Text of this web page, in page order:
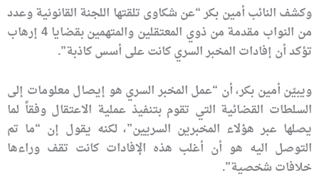
وكشف النائب أمين بكر “عن شكاوى تلقتها اللجنة القانونية وعدد
من النواب مقدمة من ذوي المعتقلين والمتهمين بقضايا 4 إرهاب
تؤكد أن إفادات المخبر السري كانت على أسس كاذبة”.
ويبيّن أمين بكر، أن “عمل المخبر السري هو إيصال معلومات إلى
السلطات القضائية التي تقوم بتنفيذ عملية الاعتقال وفقاً لما
يصلها عبر هؤلاء المخبرين السريين”، لكنه يقول إن “ما تم
التوصل اليه هو أن أغلب هذه الإفادات كانت تقف وراءها
خلافات شخصية”.